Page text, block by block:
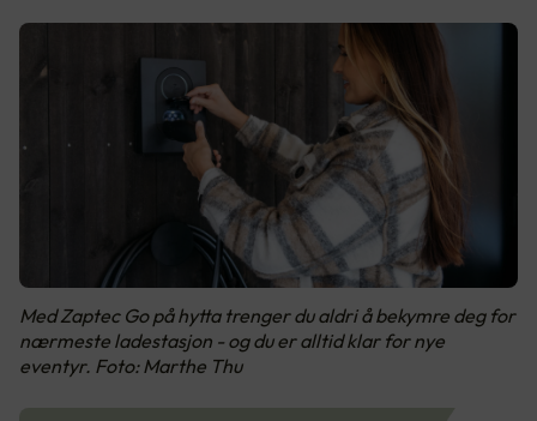
Med Zaptec Go på hytta trenger du aldri å bekymre deg for
nærmeste ladestasjon - og du er alltid klar for nye
eventyr. Foto: Marthe Thu